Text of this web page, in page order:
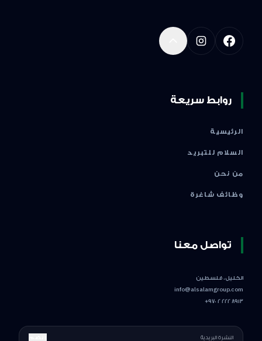
روابط سريعة
الرئيسية
السلام للتبريد
من نحن
وظائف شاغرة
تواصل معنا
الخليل، فلسطين
info@alsalamgroup.com
+970 2 222 8913